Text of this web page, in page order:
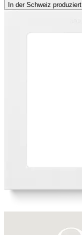
In der Schweiz produziert